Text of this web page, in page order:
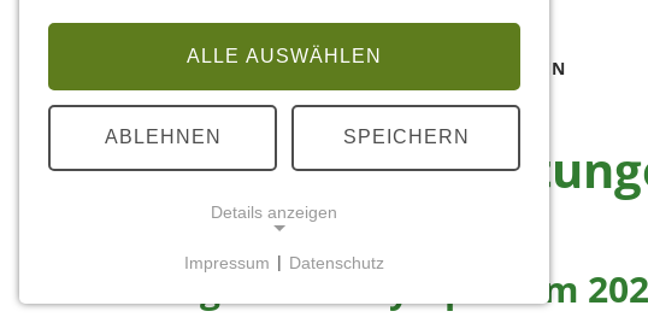
STARTSEITE ... WALD - VERANSTALTUNGEN
Wald -
Binger Wald Symposium
ALLE AUSWÄHLEN
ABLEHNEN SPEICHERN
Details anzeigen
Impressum | Datenschutz